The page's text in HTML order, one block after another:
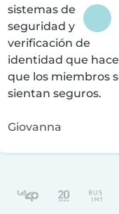
sistemas de
seguridad y
verificación de
identidad que
que los miembros
sientan seguros.
Giovanna